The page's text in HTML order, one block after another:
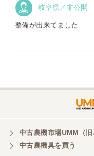
山形県／株式会社ノー
株式会社ト
三重県／株式会社 ケ
岐阜県／非公開
整備が出来てました
中古農機市場UMM（旧
中古農機具を買う